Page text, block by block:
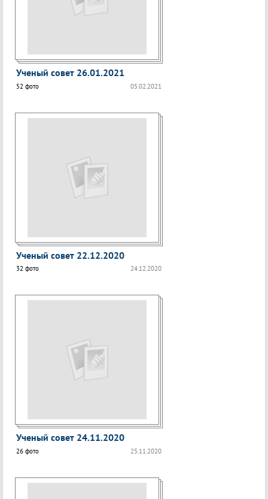
Ученый совет 26.01.2021
05.02.2021
52 фото
Ученый совет 22.12.2020
24.12.2020
32 фото
Ученый совет 24.11.2020
25.11.2020
26 фото